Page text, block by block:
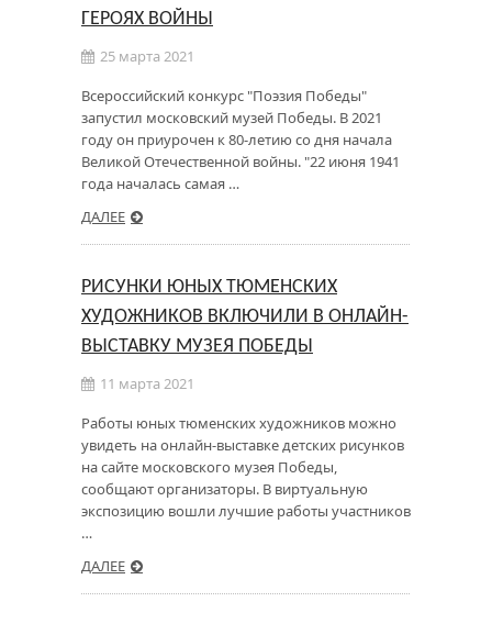
ГЕРОЯХ ВОЙНЫ
25 марта 2021
Всероссийский конкурс "Поэзия Победы"
запустил московский музей Победы. В 2021
году он приурочен к 80-летию со дня начала
Великой Отечественной войны. "22 июня 1941
года началась самая …
ДАЛЕЕ
РИСУНКИ ЮНЫХ ТЮМЕНСКИХ
ХУДОЖНИКОВ ВКЛЮЧИЛИ В ОНЛАЙН-
ВЫСТАВКУ МУЗЕЯ ПОБЕДЫ
11 марта 2021
Работы юных тюменских художников можно
увидеть на онлайн-выставке детских рисунков
на сайте московского музея Победы,
сообщают организаторы. В виртуальную
экспозицию вошли лучшие работы участников
…
ДАЛЕЕ